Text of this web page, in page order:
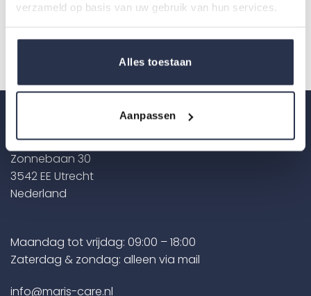
verzameld op basis van uw gebruik van hun services.
Alles toestaan
Aanpassen
Geplaatst in Cases,Nieuws
Zonnebaan 30
3542 EE Utrecht
Nederland
Maandag tot vrijdag: 09:00 – 18:00
Zaterdag & zondag: alleen via mail
info@maris-care.nl